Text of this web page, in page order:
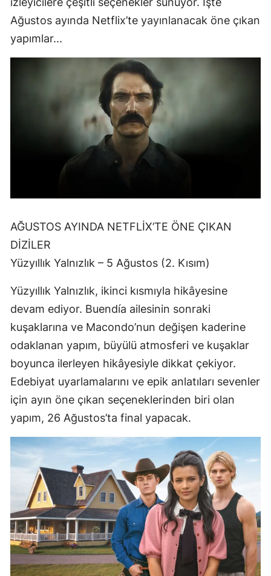
Ağustos ayında Netflix’te yayınlanacak öne çıkan
yapımlar...
AĞUSTOS AYINDA NETFLİX’TE ÖNE ÇIKAN
DİZİLER
Yüzyıllık Yalnızlık – 5 Ağustos (2. Kısım)
Yüzyıllık Yalnızlık, ikinci kısmıyla hikâyesine
devam ediyor. Buendía ailesinin sonraki
kuşaklarına ve Macondo’nun değişen kaderine
odaklanan yapım, büyülü atmosferi ve kuşaklar
boyunca ilerleyen hikâyesiyle dikkat çekiyor.
Edebiyat uyarlamalarını ve epik anlatıları sevenler
için ayın öne çıkan seçeneklerinden biri olan
yapım, 26 Ağustos’ta final yapacak.